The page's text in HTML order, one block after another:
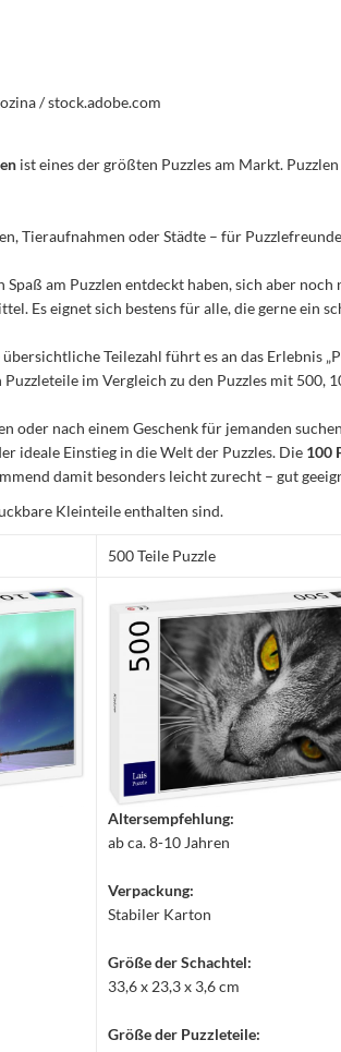
/ stock.adobe.com
ist eines der größten Puzzles am Markt.
Tieraufnahmen oder Städte – für
am Puzzlen entdeckt haben, sich aber
Es eignet sich bestens für alle, die gerne ein
Teilezahl führt es an das Erlebnis
im Vergleich zu den Puzzles mit 500,
oder nach einem Geschenk für jemanden
ideale Einstieg in die Welt der Puzzles. Die 100
damit besonders leicht zurecht – gut
Kleinteile enthalten sind.
500 Teile Puzzle
Altersempfehlung:
ab ca. 8-10 Jahren
Verpackung:
Stabiler Karton
Größe der Schachtel:
33,6 x 23,3 x 3,6 cm
Größe der Puzzleteile: